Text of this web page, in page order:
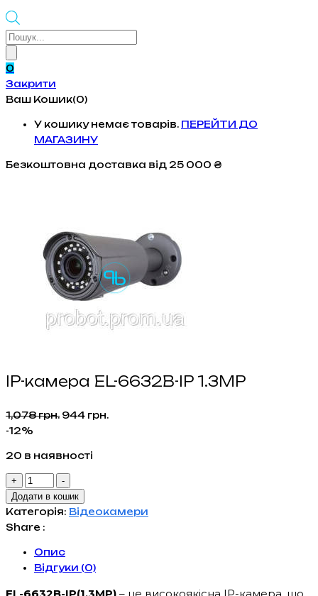
Products
0
Закрити
Ваш Кошик(0)
У кошику немає товарів. ПЕРЕЙТИ ДО
МАГАЗИНУ
Безкоштовна доставка від 25 000 ₴
IP-камера EL-6632B-IP 1.3MP
1,078грн. Оригінальна
944 грн.
-12%
20 в наявності
+
IP-
камера
EL-
6632B-
1.3MP
кількість
-
Додати в кошик
Категорія: Відеокамери
Share :
Опис
Відгуки (0)